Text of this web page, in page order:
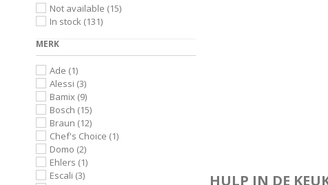
HULP IN DE
Not available (15)
In stock (131)
MERK
Ade (1)
Alessi (3)
Bamix (9)
Bosch (15)
Braun (12)
Chef's Choice (1)
Domo (2)
Ehlers (1)
Escali (3)